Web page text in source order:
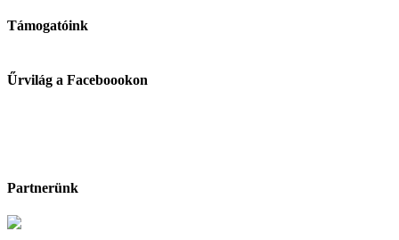
Támogatóink
Űrvilág a Faceboookon
Partnerünk